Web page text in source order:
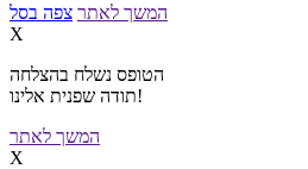
המשך לאתר צפה בסל
X
הטופס נשלח בהצלחה
תודה שפנית אלינו!
המשך לאתר
X